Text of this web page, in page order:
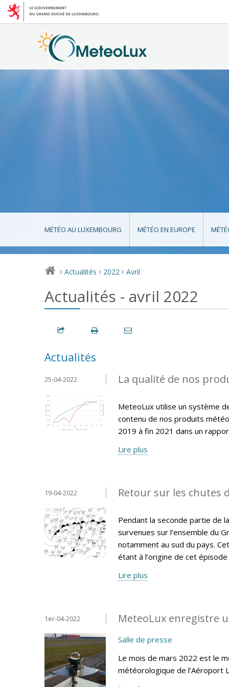
MÉTÉO AU LUXEMBOURG MÉTÉO EN EUROPE
> Actualités > 2022 > Avril
Actualités - avril 2022
Actualités
La qualité de nos
25-04-2022
MeteoLux utilise un système
contenu de nos produits
2019 à fin 2021 dans un
Lire plus
Retour sur les chutes
19-04-2022
Pendant la seconde partie de
survenues sur l’ensemble du
notamment au sud du pays.
étant à l’origine de cet épisode
Lire plus
MeteoLux enregistre
1er-04-2022
Salle de presse
Le mois de mars 2022 est le
météorologique de l’Aéroport